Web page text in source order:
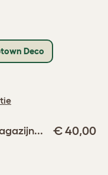
Deco
€ 40,00